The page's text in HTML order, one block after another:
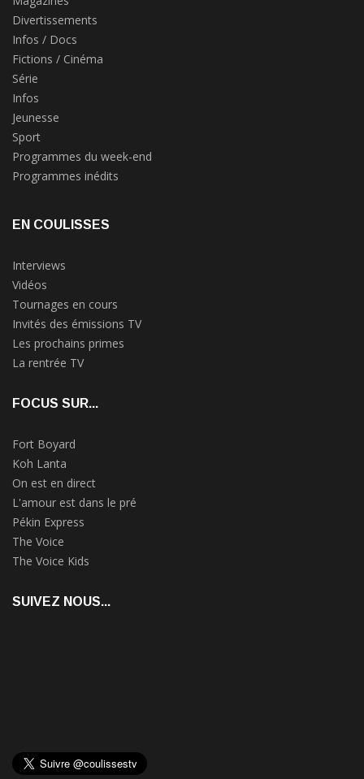
Divertissements
Infos / Docs
Fictions / Cinéma
Série
Infos
Jeunesse
Sport
Programmes du week-end
Programmes inédits
EN COULISSES
Interviews
Vidéos
Tournages en cours
Invités des émissions TV
Les prochains primes
La rentrée TV
FOCUS SUR...
Fort Boyard
Koh Lanta
On est en direct
L'amour est dans le pré
Pékin Express
The Voice
The Voice Kids
SUIVEZ NOUS...